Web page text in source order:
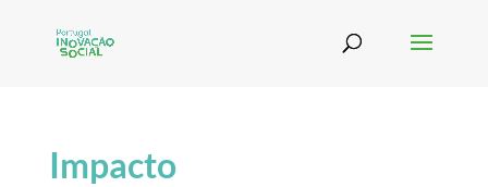
Impacto